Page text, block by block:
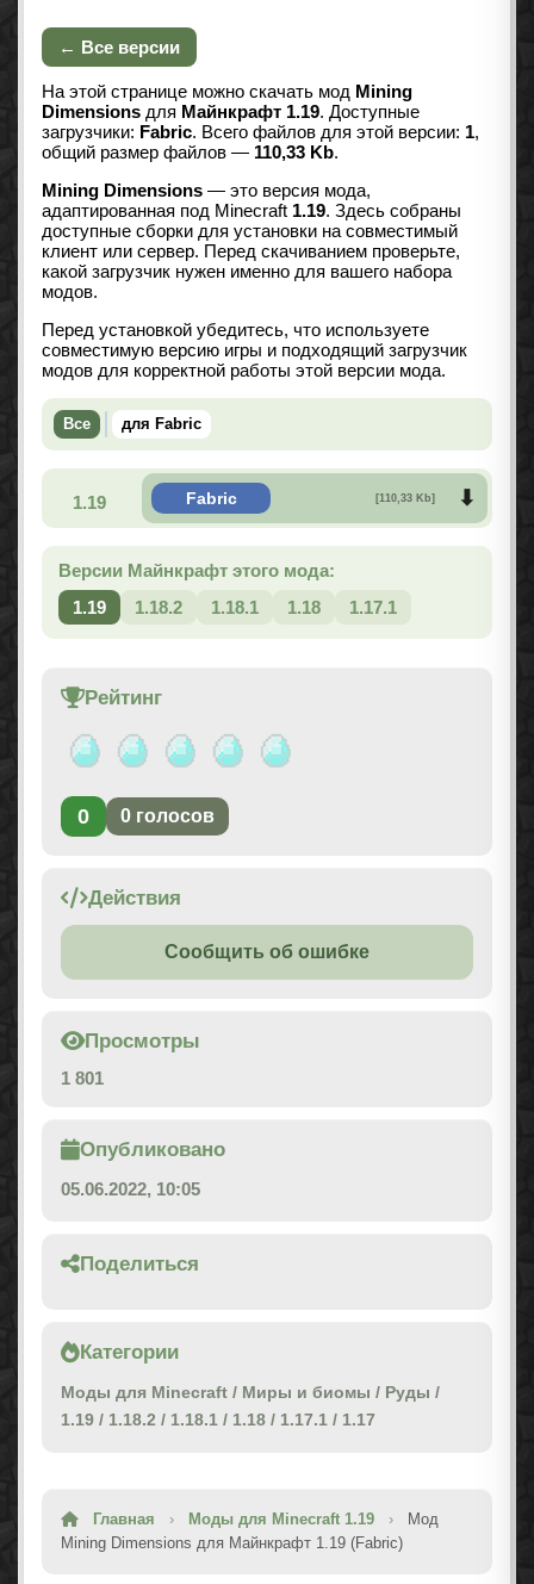
← Все версии
На этой странице можно скачать мод Mining
Dimensions для Майнкрафт 1.19. Доступные
загрузчики: Fabric. Всего файлов для этой версии: 1,
общий размер файлов — 110,33 Kb.
Mining Dimensions — это версия мода,
адаптированная под Minecraft 1.19. Здесь собраны
доступные сборки для установки на совместимый
клиент или сервер. Перед скачиванием проверьте,
какой загрузчик нужен именно для вашего набора
модов.
Перед установкой убедитесь, что используете
совместимую версию игры и подходящий загрузчик
модов для корректной работы этой версии мода.
Все для Fabric
1.19 Fabric [110,33 Kb]
Версии Майнкрафт этого мода:
1.19
1.18.2 1.18.1 1.18 1.17.1
Рейтинг
0 0 голосов
Действия
Сообщить об ошибке
Просмотры
1 801
Опубликовано
05.06.2022, 10:05
Поделиться
Категории
Моды для Minecraft / Миры и биомы / Руды /
1.19 / 1.18.2 / 1.18.1 / 1.18 / 1.17.1 / 1.17
Главная › Моды для Minecraft 1.19 ›
Мод
Mining Dimensions для Майнкрафт 1.19 (Fabric)